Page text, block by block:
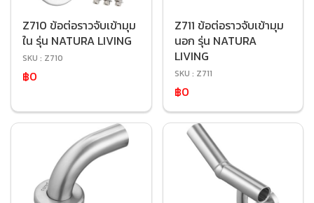
Z710 ข้อต่อราวจับเข้ามุม
ใน รุ่น NATURA LIVING
SKU : Z710
฿0
Z711 ข้อต่อราวจับเข้ามุม
นอก รุ่น NATURA
LIVING
SKU : Z711
฿0